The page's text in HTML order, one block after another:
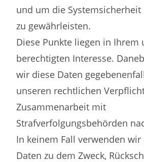
und um die
zu gewährleisten.
Diese Punkte liegen in Ihrem
berechtigten Interesse.
wir diese Daten
unseren rechtlichen
Zusammenarbeit mit
Strafverfolgungsbehörden
In keinem Fall verwenden
Daten zu dem Zweck,